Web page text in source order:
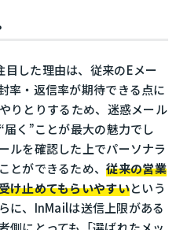
した理由は、従来のEメー
率・返信率が期待できる点に
りとりするため、迷惑メール
く”ことが最大の魅力でし
ルを確認した上でパーソナラ
とができるため、従来の営業
け止めてもらいやすいという
に、InMailは送信上限がある